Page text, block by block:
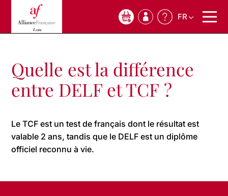
0 FR
Quelle est la différence
entre DELF et TCF ?
Le TCF est un test de français dont le résultat est
valable 2 ans, tandis que le DELF est un diplôme
officiel reconnu à vie.